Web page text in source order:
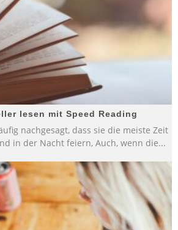
lesen mit Speed Reading
nachgesagt, dass sie die meiste Zeit
in der Nacht feiern, Auch, wenn die...